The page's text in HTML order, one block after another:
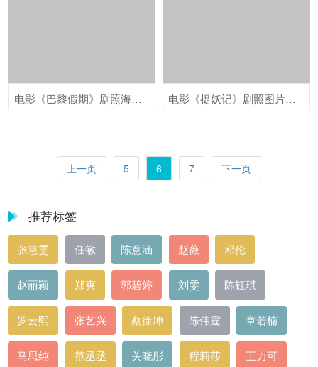
电影《巴黎假期》剧照海报图片桌面壁纸下载第二辑 电影《捉妖记》剧照图片宽屏高清电脑桌面主题壁纸
上一页 5 6 7 下一页
推荐标签
张慧雯 任敏 陈意涵 赵薇 邓伦
赵丽颖 郑爽 郭碧婷 刘雯 陈钰琪
罗云熙 张艺兴 蔡徐坤 陈伟霆 章若楠
马思纯 范丞丞 关晓彤 程莉莎 王力可